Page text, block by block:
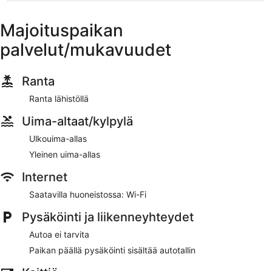
Majoituspaikan
palvelut/mukavuudet
Ranta
Ranta lähistöllä
Uima-altaat/kylpylä
Ulkouima-allas
Yleinen uima-allas
Internet
Saatavilla huoneistossa: Wi-Fi
Pysäköinti ja liikenneyhteydet
Autoa ei tarvita
Paikan päällä pysäköinti sisältää autotallin